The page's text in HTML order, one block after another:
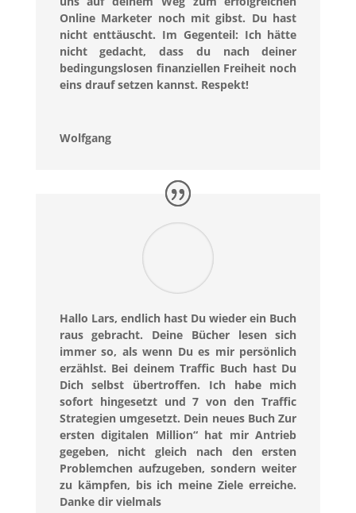
Online Marketer noch mit gibst. Du hast
nicht enttäuscht. Im Gegenteil: Ich hätte
nicht gedacht, dass du nach deiner
bedingungslosen finanziellen Freiheit noch
eins drauf setzen kannst. Respekt!
Wolfgang
Hallo Lars, endlich hast Du wieder ein Buch
raus gebracht. Deine Bücher lesen sich
immer so, als wenn Du es mir persönlich
erzählst. Bei deinem Traffic Buch hast Du
Dich selbst übertroffen. Ich habe mich
sofort hingesetzt und 7 von den Traffic
Strategien umgesetzt. Dein neues Buch Zur
ersten digitalen Million“ hat mir Antrieb
gegeben, nicht gleich nach den ersten
Problemchen aufzugeben, sondern weiter
zu kämpfen, bis ich meine Ziele erreiche.
Danke dir vielmals